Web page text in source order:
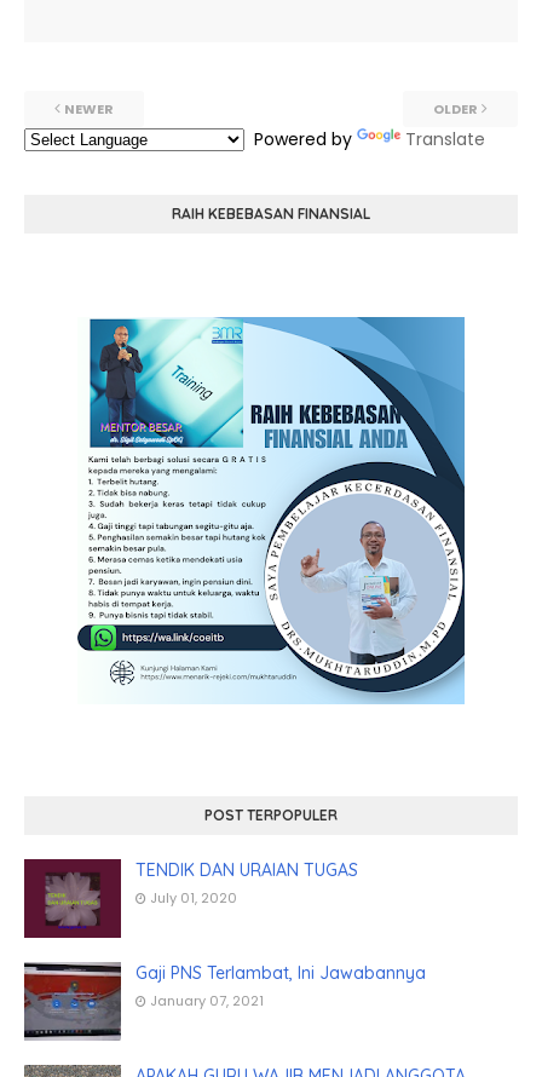
NEWER OLDER
Powered by Translate
RAIH KEBEBASAN FINANSIAL
POST TERPOPULER
TENDIK DAN URAIAN TUGAS
July 01, 2020
Gaji PNS Terlambat, Ini Jawabannya
January 07, 2021